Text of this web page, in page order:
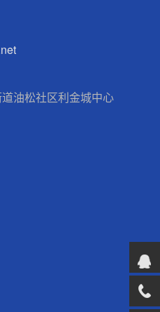
油松社区利金城中心